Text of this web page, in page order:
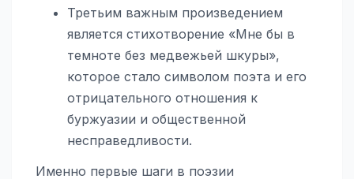
Третьим важным произведением
является стихотворение «Мне бы в
темноте без медвежьей шкуры»,
которое стало символом поэта и его
отрицательного отношения к
буржуазии и общественной
несправедливости.
Именно первые шаги в поэзии